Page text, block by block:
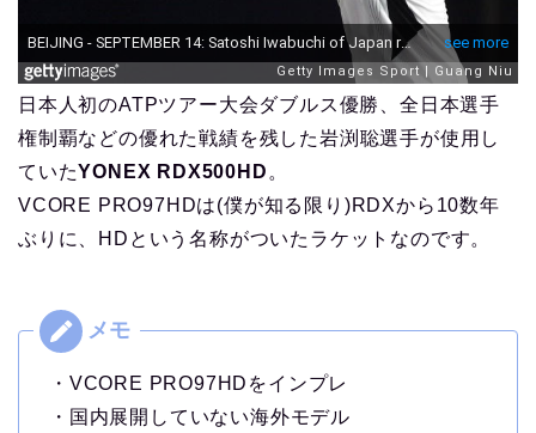
日本人初のATPツアー大会ダブルス優勝、全日本選手
権制覇などの優れた戦績を残した岩渕聡選手が使用し
ていたYONEX RDX500HD 。
VCORE PRO97HDは(僕が知る限り)RDXから10数年
ぶりに、HDという名称がついたラケットなのです。
・VCORE PRO97HDをインプレ
・国内展開していない海外モデル